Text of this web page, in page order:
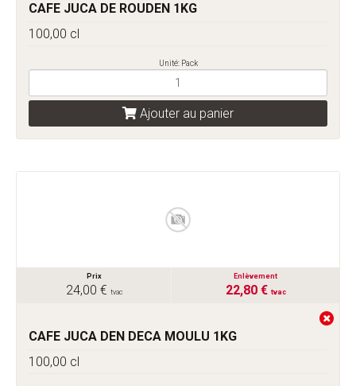
CAFE JUCA DE ROUDEN 1KG
100,00 cl
Unité: Pack
Ajouter au panier
Prix
24,00 € tvac
Enlèvement
22,80 € tvac
CAFE JUCA DEN DECA MOULU 1KG
100,00 cl